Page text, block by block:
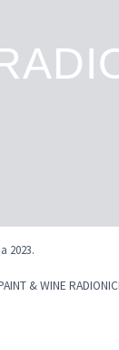
2023.
& WINE